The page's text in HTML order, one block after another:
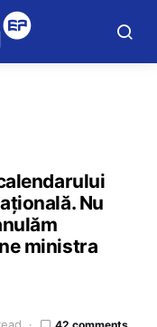
Nu
ministra
42 comments